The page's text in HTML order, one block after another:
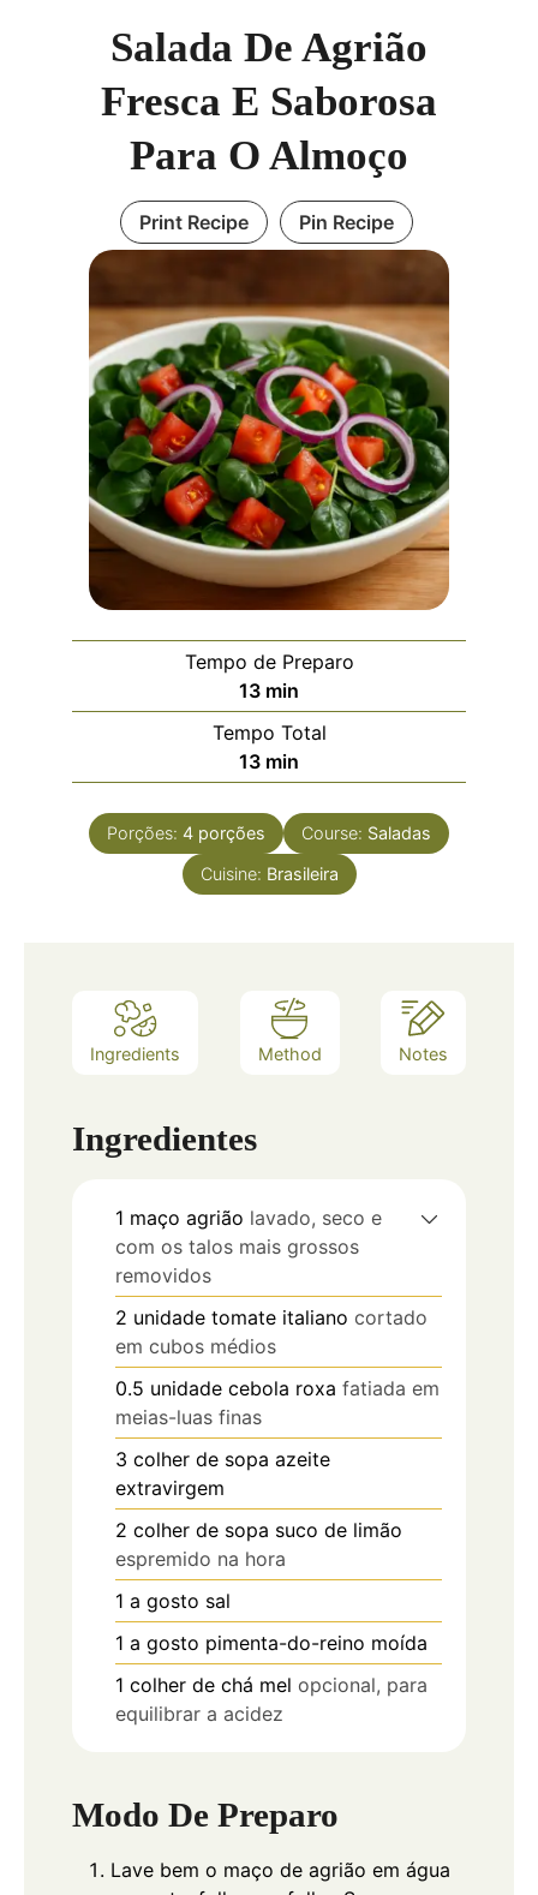
Salada De Agrião
Fresca E Saborosa
Para O Almoço
Print Recipe Pin Recipe
Tempo de Preparo
13 min
Tempo Total
13 min
Porções: 4 porções Course: Saladas
Cuisine: Brasileira
Ingredients Method Notes
Ingredientes
1 maço agrião lavado, seco e
com os talos mais grossos
removidos
2 unidade tomate italiano cortado
em cubos médios
0.5 unidade cebola roxa fatiada em
meias-luas finas
3 colher de sopa azeite
extravirgem
2 colher de sopa suco de limão
espremido na hora
1 a gosto sal
1 a gosto pimenta-do-reino moída
1 colher de chá mel opcional, para
equilibrar a acidez
Modo De Preparo
Lave bem o maço de agrião em água